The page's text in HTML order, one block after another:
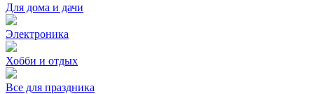
Для дома и дачи
Электроника
Хобби и отдых
Все для праздника